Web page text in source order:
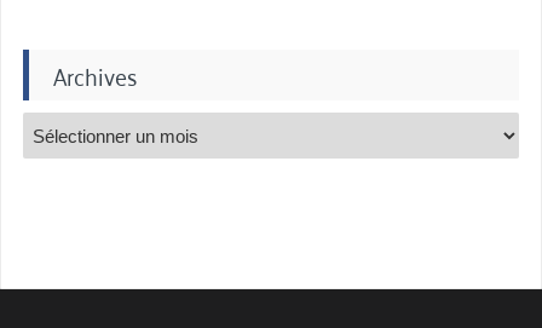
Archives